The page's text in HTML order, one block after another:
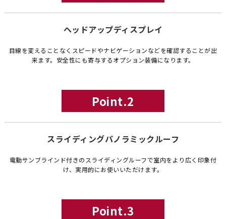
ヘッドアップディスプレイ
目線を変えることなくスピードやナビゲーションなどを確認することが出
来ます。安全性にも寄与するオプション装備になります。
Point.2
スライディングパノラミックルーフ
電動サンブラインド付きのスライディングルーフで室内をより広く印象付
け、実用的にお使いいただけます。
Point.3